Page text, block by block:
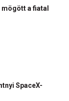
a fiatal
SpaceX-